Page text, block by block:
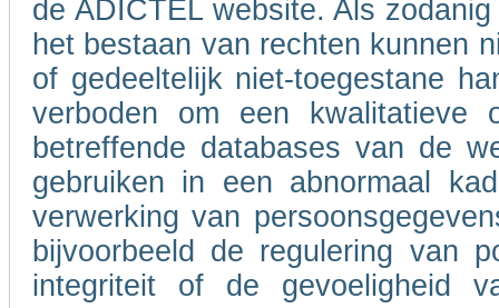
de ADICTEL website. Als
het bestaan van rechten kunnen
of gedeeltelijk niet-toegestane
verboden om een
betreffende databases van de
gebruiken in een abnormaal
verwerking van
bijvoorbeeld de regulering van
integriteit of de gevoeligheid